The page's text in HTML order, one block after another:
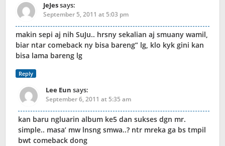
JeJessays:
September 5, 2011 at 5:03 pm
makin sepi aj nih SuJu.. hrsny sekalian aj smuany wamil,
biar ntar comeback ny bisa bareng” lg, klo kyk gini kan
bisa lama bareng lg
Reply
Lee Eun says:
September 6, 2011 at 5:35 am
kan baru ngluarin album ke5 dan sukses dgn mr.
simple.. masa’ mw lnsng smwa..? ntr mreka ga bs tmpil
bwt comeback dong